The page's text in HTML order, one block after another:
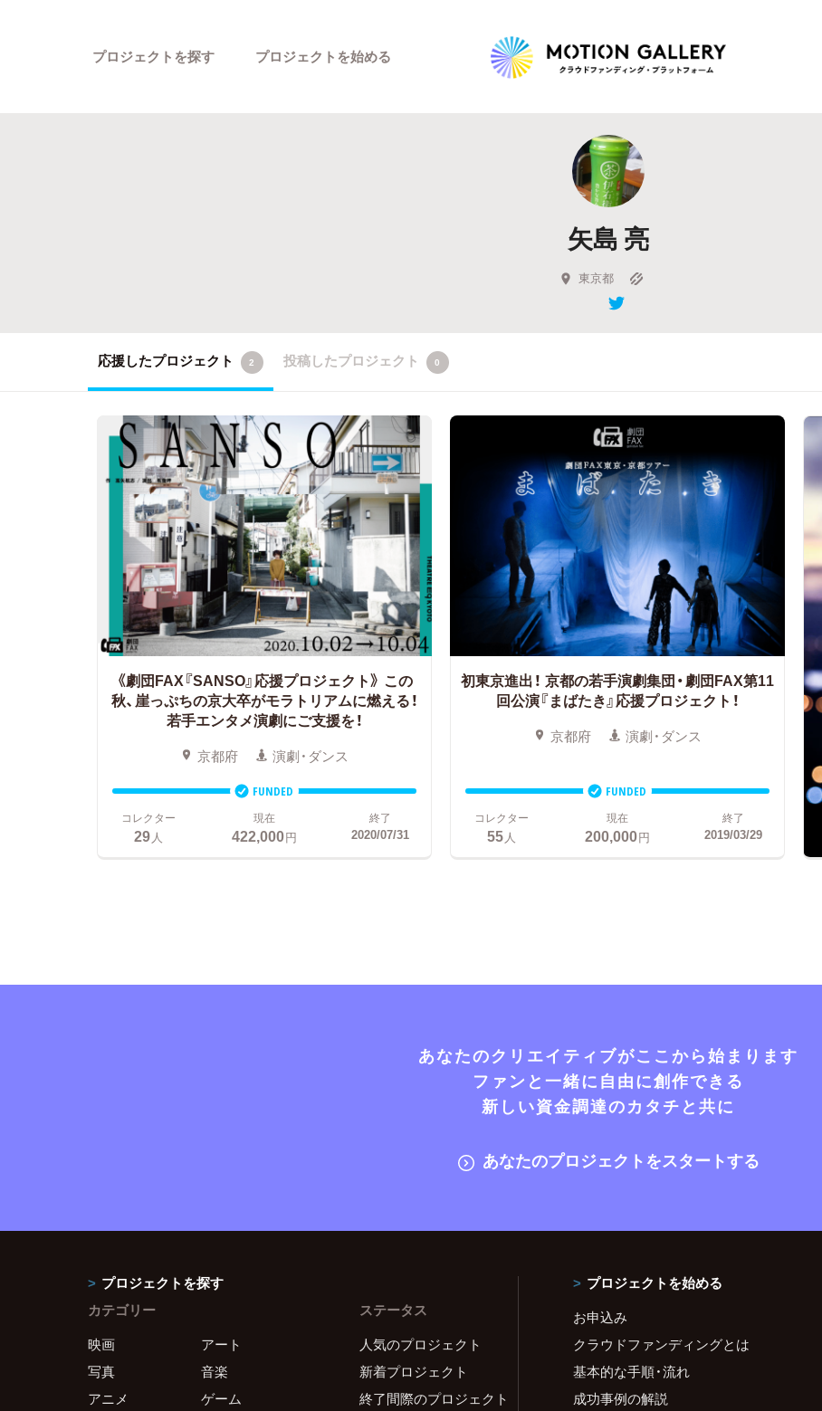
プロジェクトを探す
Highlight
新着プロジェクト
Feature
キュレーターから探す
プロジェクトを始める
矢島 亮
東京都
応援したプロジェクト 2 投稿したプロジェクト 0
《劇団FAX『SANSO』応援プロジェクト》 この
秋、崖っぷちの京大卒がモラトリアムに燃える！
若手エンタメ演劇にご支援を！
京都府 演劇・ダンス
FUNDED
コレクター
29人
現在
422,000円
終了
2020/07/31
初東京進出！ 京都の若手演劇集団・劇団FAX第11
回公演『まばたき』応援プロジェクト！
京都府 演劇・ダンス
FUNDED
コレクター
55人
現在
200,000円
終了
2019/03/29
あなたのクリエイティブがここから始まります
ファンと一緒に自由に創作できる
新しい資金調達のカタチと共に
あなたのプロジェクトをスタートする
プロジェクトを探す
カテゴリー
映画
アート
写真
音楽
アニメ
ゲーム
ステータス
人気のプロジェクト
新着プロジェクト
終了間際のプロジェクト
プロジェクトを始める
お申込み
クラウドファンディングとは
基本的な手順・流れ
成功事例の解説